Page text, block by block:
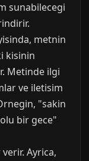
sunabilecegi
metnin
kisinin
Metinde ilgi
ve iletisim
"sakin
bir gece"
Ayrica,